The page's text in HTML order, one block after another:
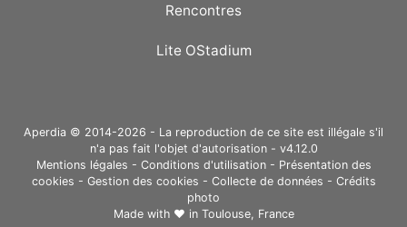
Rencontres
Lite OStadium
Aperdia © 2014-2026 - La reproduction de ce site est illégale s'il
n'a pas fait l'objet d'autorisation - v4.12.0
Mentions légales - Conditions d'utilisation- Présentation des
cookies - Gestion des cookies - Collecte de données - Crédits
photo
Made with ❤ in Toulouse, France